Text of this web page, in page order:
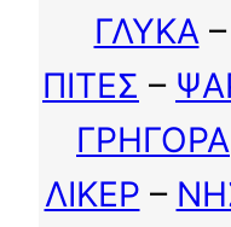
ΓΛΥΚΑ–
ΠΙΤΕΣ –
ΓΡΗΓΟΡΑ
ΛΙΚΕΡ –